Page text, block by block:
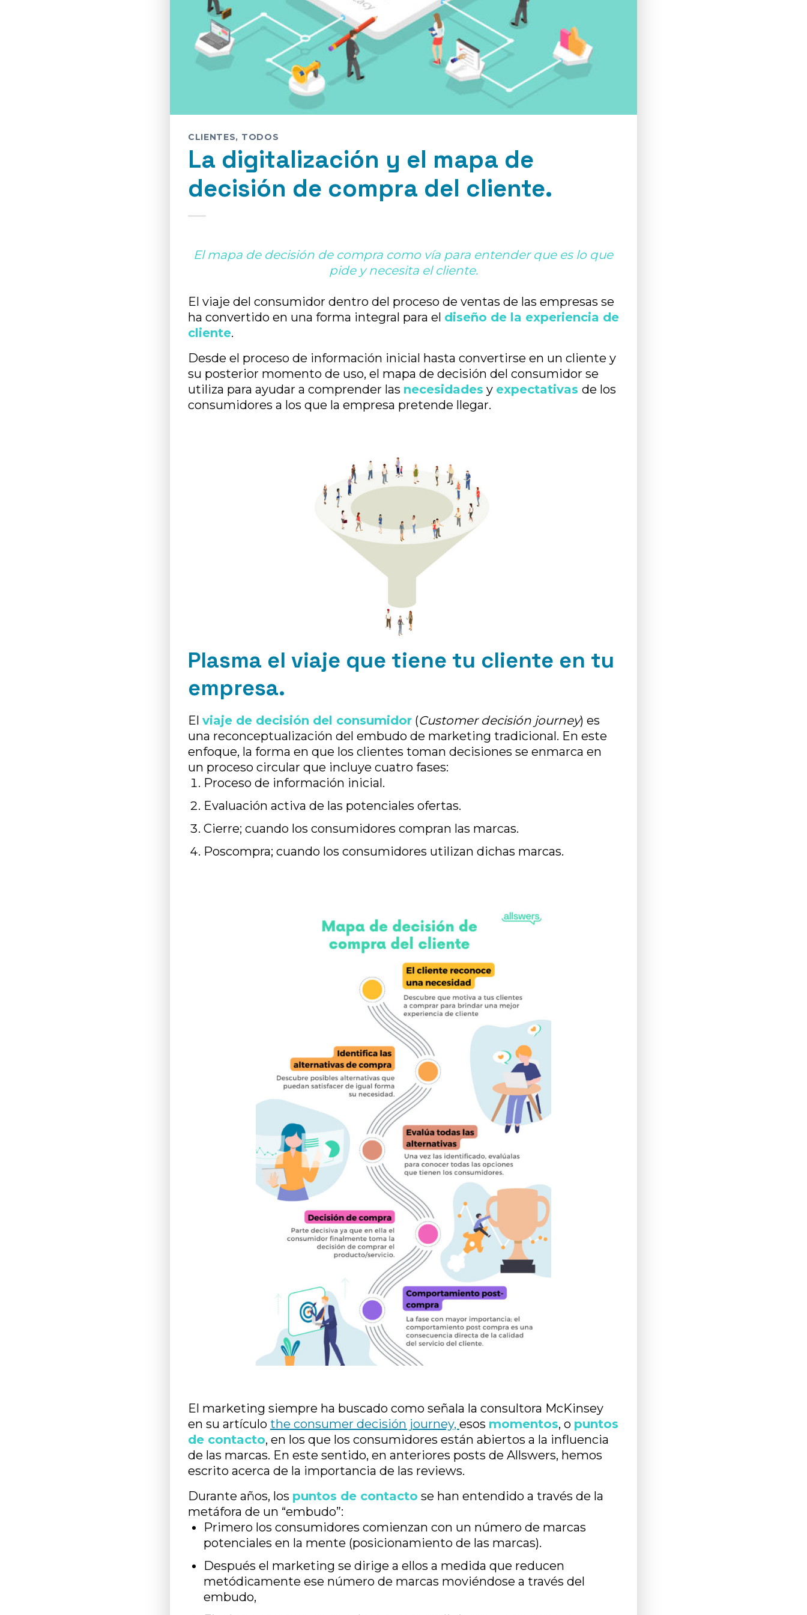
CLIENTES, TODOS
La digitalización y el mapa de
decisión de compra del cliente.
El mapa de decisión de compra como vía para entender que es lo que
pide y necesita el cliente.
El viaje del consumidor dentro del proceso de ventas de las empresas se
ha convertido en una forma integral para el diseño de la experiencia de
cliente.
Desde el proceso de información inicial hasta convertirse en un cliente y
su posterior momento de uso, el mapa de decisión del consumidor se
utiliza para ayudar a comprender las necesidades y expectativas de los
consumidores a los que la empresa pretende llegar.
Plasma el viaje que tiene tu cliente en tu
empresa.
El viaje de decisión del consumidor(Customer decisión journey) es
una reconceptualización del embudo de marketing tradicional. En este
enfoque, la forma en que los clientes toman decisiones se enmarca en
un proceso circular que incluye cuatro fases:
Proceso de información inicial.
Evaluación activa de las potenciales ofertas.
Cierre; cuando los consumidores compran las marcas.
Poscompra; cuando los consumidores utilizan dichas marcas.
El marketing siempre ha buscado como señala la consultora McKinsey
en su artículo the consumer decisión journey, esos momentos, o puntos
de contacto, en los que los consumidores están abiertos a la influencia
de las marcas. En este sentido, en anteriores posts de Allswers, hemos
escrito acerca de la importancia de las reviews.
Durante años, los puntos de contacto se han entendido a través de la
metáfora de un “embudo”:
Primero los consumidores comienzan con un número de marcas
potenciales en la mente (posicionamiento de las marcas).
Después el marketing se dirige a ellos a medida que reducen
metódicamente ese número de marcas moviéndose a través del
embudo,